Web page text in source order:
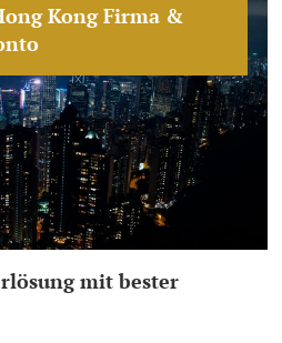
Kong Firma &
mit bester